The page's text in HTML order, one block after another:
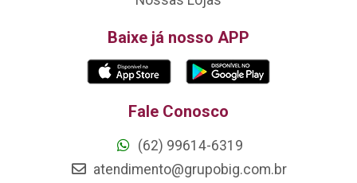
Baixe já nosso APP
Fale Conosco
(62) 99614-6319
atendimento@grupobig.com.br